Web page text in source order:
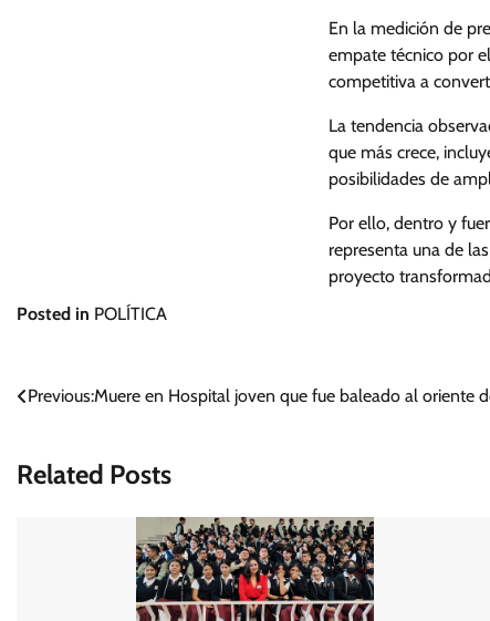
En la medición de
empate técnico por
competitiva a
La tendencia
que más crece,
posibilidades de
Por ello, dentro y
representa una de
proyecto
Posted in POLÍTICA
Navegación
entradas
Previous:Muere en Hospital joven que fue baleado al oriente
Related Posts